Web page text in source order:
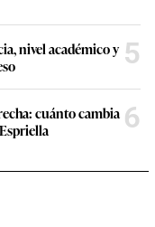
nivel académico y 5
cuánto cambia 6